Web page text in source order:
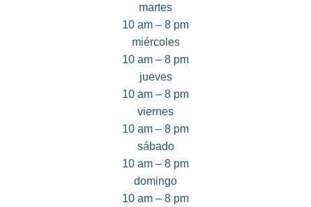
martes
10 am – 8 pm
miércoles
10 am – 8 pm
jueves
10 am – 8 pm
viernes
10 am – 8 pm
sábado
10 am – 8 pm
domingo
10 am – 8 pm